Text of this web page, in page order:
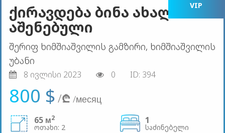
VIP
ქირავდება ბინა ახალი
აშენებული
შერიფ ხიმშიაშვილის გამზირი, ხიმშიაშვილის
უბანი
8 ივლისი 2023 0 ID: 394
800 $ /₾ /месяц
65 м2
ოთახი: 2
1
საძინებელი